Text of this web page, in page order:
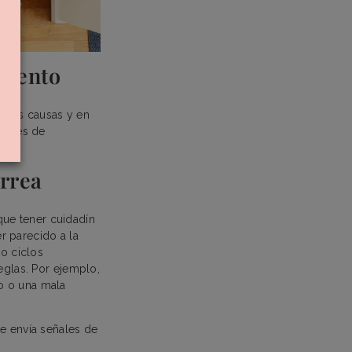
las causas y en
de
tener cuidadín
parecido a la
o ciclos
Por ejemplo,
o una mala
envía señales de